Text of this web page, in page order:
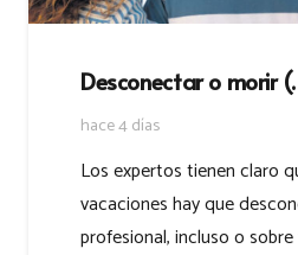
Desconectar o morir
hace 4 días
Los expertos tienen claro
vacaciones hay que
profesional, incluso o